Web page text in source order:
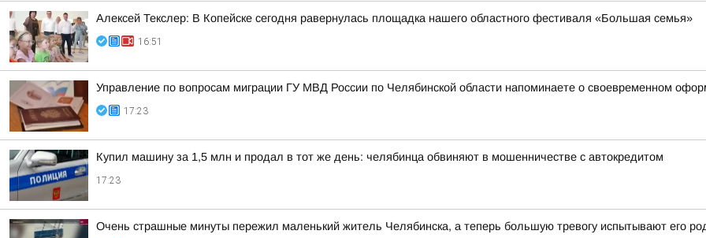
Алексей Текслер: В Копейске сегодня равернулась площадка нашего областного фестиваля «Большая семья»
16:51
Управление по вопросам миграции ГУ МВД России по Челябинской области напоминаете о своевременном
17:23
Купил машину за 1,5 млн и продал в тот же день: челябинца обвиняют в мошенничестве с автокредитом
17:23
Очень страшные минуты пережил маленький житель Челябинска, а теперь большую тревогу испытывают его